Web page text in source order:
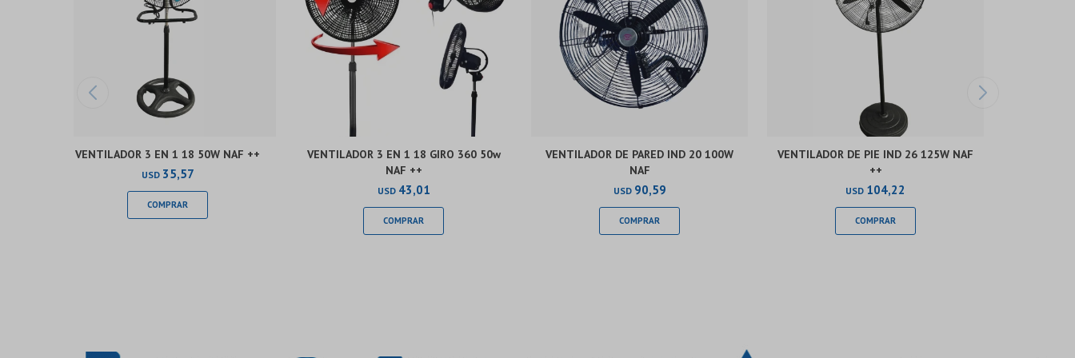
VENTILADOR 3 EN 1 18 50W NAF ++
USD 35,57
VENTILADOR 3 EN 1 18 GIRO 360 50w
NAF ++
USD 43,01
VENTILADOR DE PARED IND 20 100W
NAF
USD 90,59
VENTILADOR DE PIE IND 26 125W NAF
++
USD 104,22